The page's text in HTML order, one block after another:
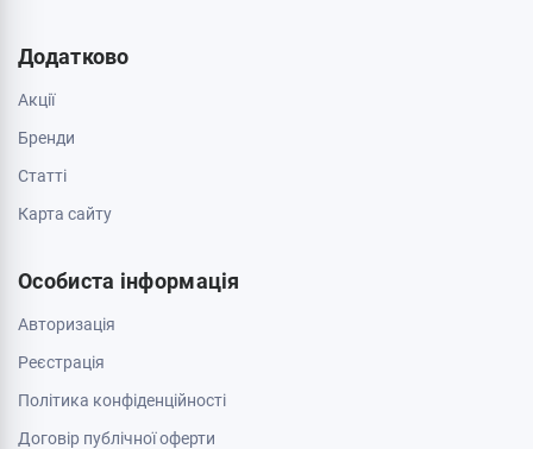
Додатково
Акції
Бренди
Cтатті
Карта сайту
Особиста інформація
Авторизація
Реєстрація
Політика конфіденційності
Договір публічної оферти